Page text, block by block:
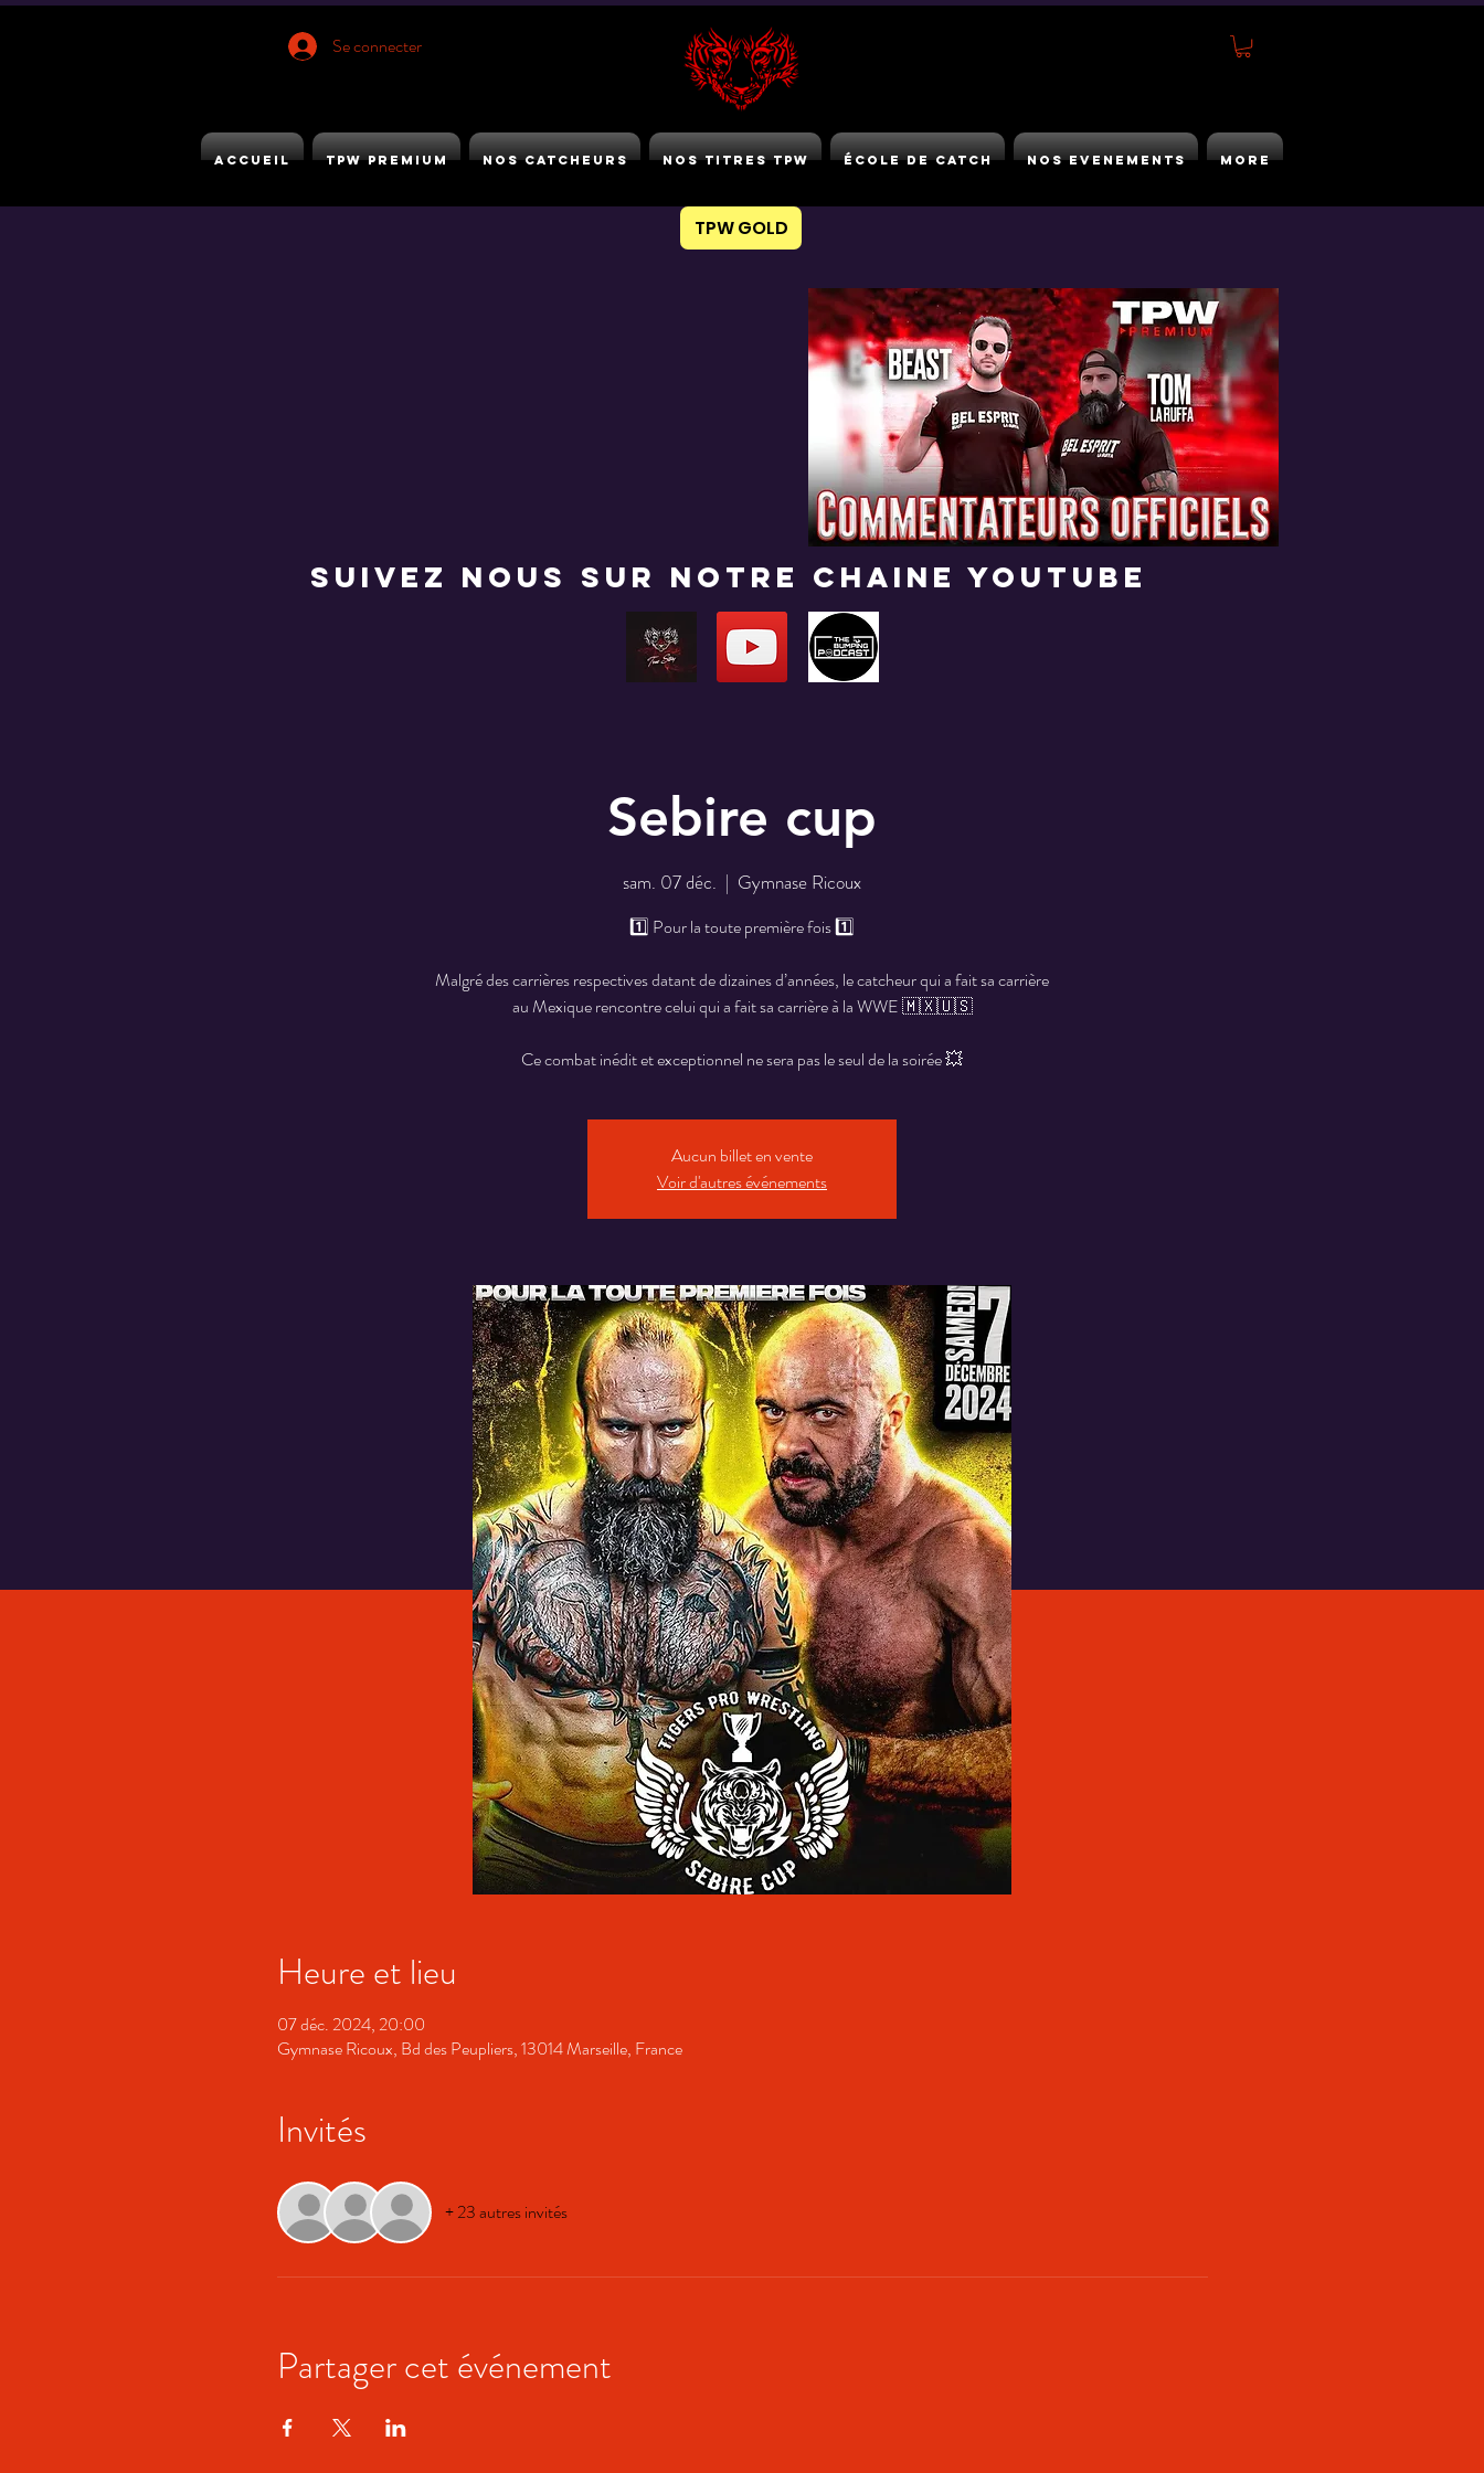
Se connecter
ACCUEIL TPW PREMIUM Nos Catcheurs Nos Titres TPW École de Catch Nos Evenements More
TPW GOLD
suivez nous sur notre chaine youtube
Sebire cup
sam. 07 déc.
  |
Gymnase Ricoux
1️⃣ Pour la toute première fois 1️⃣
Malgré des carrières respectives datant de dizaines d’années, le catcheur qui a fait sa carrière
au Mexique rencontre celui qui a fait sa carrière à la WWE 🇲🇽🇺🇸
Aucun billet en vente
Voir d'autres événements
Heure et lieu
07 déc. 2024, 20:00
Gymnase Ricoux, Bd des Peupliers, 13014 Marseille, France
Invités
+ 23 autres invités
Partager cet événement